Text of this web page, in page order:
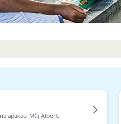
aplikaci Můj Albert.